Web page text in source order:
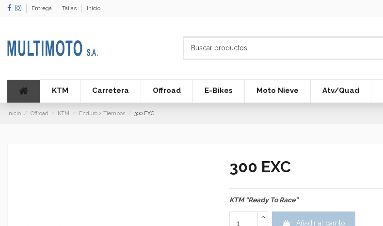
Entrega Tallas Inicio
KTM Carretera Offroad E-Bikes Moto Nieve Atv/Quad
Inicio Offroad KTM Enduro 2 Tiempos 300 EXC
300 EXC
KTM “Ready To Race”
Añadir al carrito